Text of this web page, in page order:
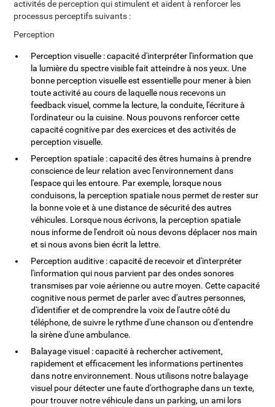
activités de perception qui stimulent et aident à renforcer les
processus perceptifs suivants :
Perception
Perception visuelle : capacité d'interpréter l'information que
la lumière du spectre visible fait atteindre à nos yeux. Une
bonne perception visuelle est essentielle pour mener à bien
toute activité au cours de laquelle nous recevons un
feedback visuel, comme la lecture, la conduite, l'écriture à
l'ordinateur ou la cuisine. Nous pouvons renforcer cette
capacité cognitive par des exercices et des activités de
perception visuelle.
Perception spatiale : capacité des êtres humains à prendre
conscience de leur relation avec l'environnement dans
l'espace qui les entoure. Par exemple, lorsque nous
conduisons, la perception spatiale nous permet de rester sur
la bonne voie et à une distance de sécurité des autres
véhicules. Lorsque nous écrivons, la perception spatiale
nous informe de l'endroit où nous devons déplacer nos main
et si nous avons bien écrit la lettre.
Perception auditive : capacité de recevoir et d'interpréter
l'information qui nous parvient par des ondes sonores
transmises par voie aérienne ou autre moyen. Cette capacité
cognitive nous permet de parler avec d'autres personnes,
d'identifier et de comprendre la voix de l'autre côté du
téléphone, de suivre le rythme d'une chanson ou d'entendre
la sirène d'une ambulance.
Balayage visuel : capacité à rechercher activement,
rapidement et efficacement les informations pertinentes
dans notre environnement. Nous utilisons notre balayage
visuel pour détecter une faute d'orthographe dans un texte,
pour trouver notre véhicule dans un parking, un ami lors